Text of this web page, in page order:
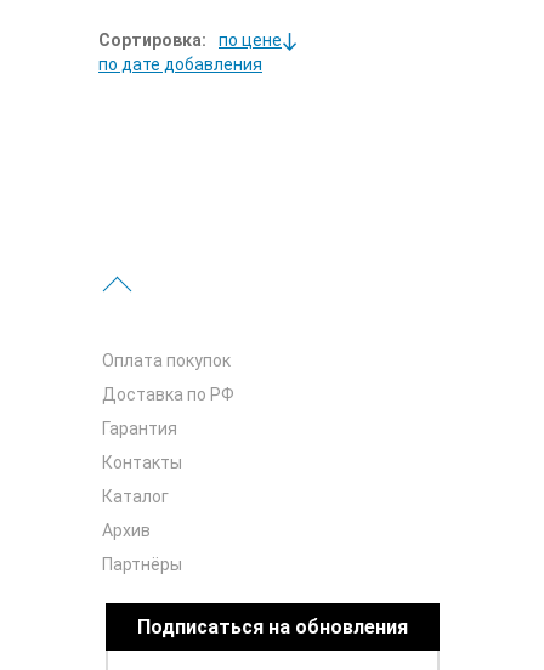
Сортировка:
по цене
по дате добавления
Оплата покупок
Доставка по РФ
Гарантия
Контакты
Каталог
Архив
Партнёры
Подписаться на обновления